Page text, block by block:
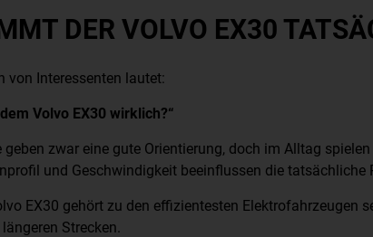
DER VOLVO EX30
von Interessenten lautet:
Volvo EX30 wirklich?“
geben zwar eine gute Orientierung, doch im Alltag
und Geschwindigkeit beeinflussen die tatsächliche
EX30 gehört zu den effizientesten Elektrofahrzeugen
Strecken.